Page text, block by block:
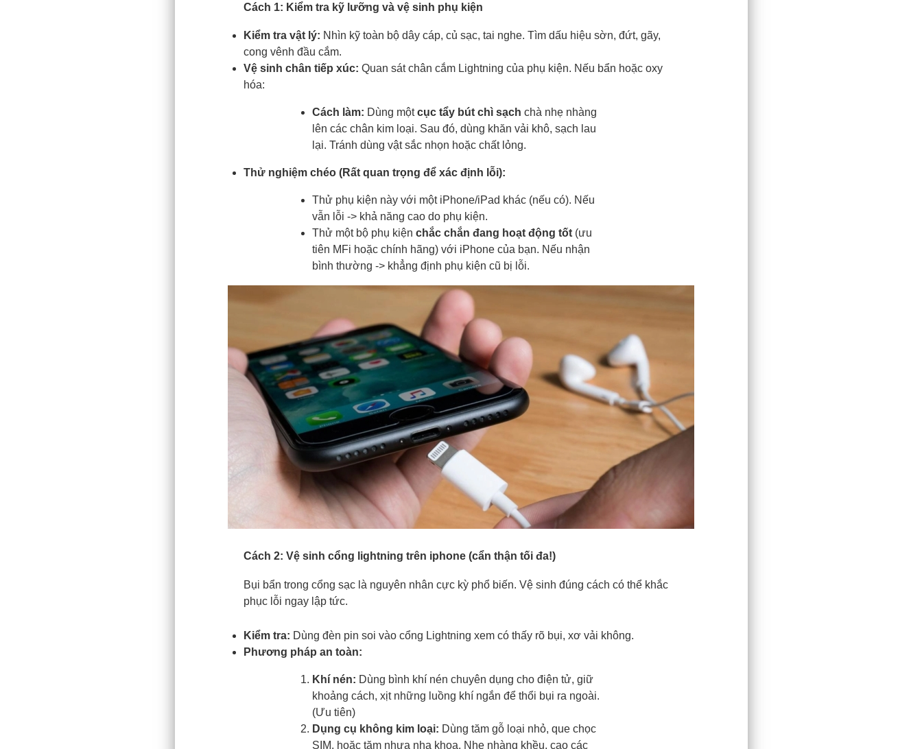
Cách 1: Kiểm tra kỹ lưỡng và vệ sinh phụ kiện
Kiểm tra vật lý: Nhìn kỹ toàn bộ dây cáp, củ sạc, tai nghe. Tìm dấu hiệu sờn, đứt, gãy,
cong vênh đầu cắm.
Vệ sinh chân tiếp xúc: Quan sát chân cắm Lightning của phụ kiện. Nếu bẩn hoặc oxy
hóa:
Cách làm: Dùng mộtcục tẩy bút chì sạch chà nhẹ nhàng
lên các chân kim loại. Sau đó, dùng khăn vải khô, sạch lau
lại. Tránh dùng vật sắc nhọn hoặc chất lỏng.
Thử nghiệm chéo (Rất quan trọng để xác định lỗi):
Thử phụ kiện này với một iPhone/iPad khác (nếu có). Nếu
vẫn lỗi -> khả năng cao do phụ kiện.
Thử một bộ phụ kiện chắc chắn đang hoạt động tốt(ưu
tiên MFi hoặc chính hãng) với iPhone của bạn. Nếu nhận
bình thường -> khẳng định phụ kiện cũ bị lỗi.
Cách 2: Vệ sinh cổng lightning trên iphone (cẩn thận tối đa!)
Bụi bẩn trong cổng sạc là nguyên nhân cực kỳ phổ biến. Vệ sinh đúng cách có thể khắc
phục lỗi ngay lập tức.
Kiểm tra: Dùng đèn pin soi vào cổng Lightning xem có thấy rõ bụi, xơ vải không.
Phương pháp an toàn:
Khí nén: Dùng bình khí nén chuyên dụng cho điện tử, giữ
khoảng cách, xịt những luồng khí ngắn để thổi bụi ra ngoài.
(Ưu tiên)
Dụng cụ không kim loại: Dùng tăm gỗ loại nhỏ, que chọc
SIM, hoặc tăm nhựa nha khoa. Nhẹ nhàng khều, cạo các